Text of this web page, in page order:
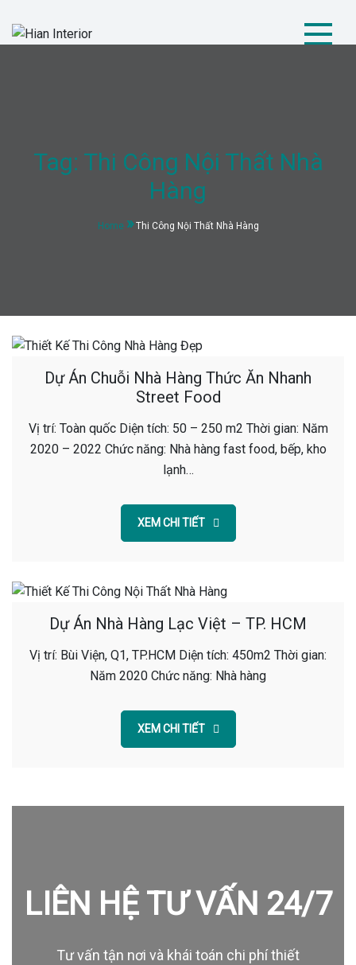
Tag: Thi Công Nội Thất Nhà
Hàng
Home Thi Công Nội Thất Nhà Hàng
Dự Án Chuỗi Nhà Hàng Thức Ăn Nhanh
Street Food
Vị trí: Toàn quốc Diện tích: 50 – 250 m2 Thời gian: Năm
2020 – 2022 Chức năng: Nhà hàng fast food, bếp, kho
lạnh…
XEM CHI TIẾT
Dự Án Nhà Hàng Lạc Việt – TP. HCM
Vị trí: Bùi Viện, Q1, TP.HCM Diện tích: 450m2 Thời gian:
Năm 2020 Chức năng: Nhà hàng
XEM CHI TIẾT
LIÊN HỆ TƯ VẤN 24/7
Tư vấn tận nơi và khái toán chi phí thiết